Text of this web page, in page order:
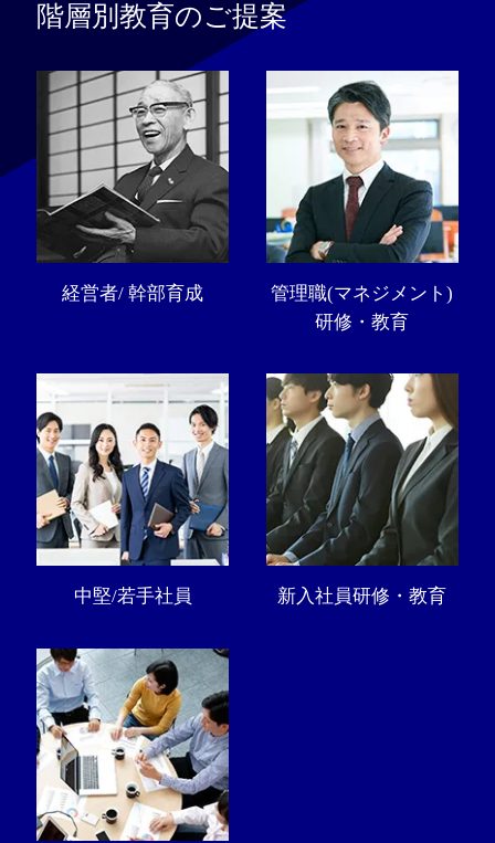
階層別教育のご提案
経営者/ 幹部育成
管理職(マネジメント)
研修・教育
中堅/若手社員 新入社員研修・教育